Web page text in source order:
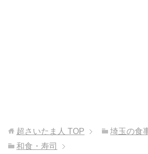
超さいたま人 TOP
埼玉の食
和食・寿司